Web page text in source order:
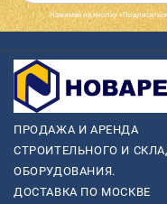
Нажимая на кнопку
ПРОДАЖА И АРЕНДА
СТРОИТЕЛЬНОГО И
ОБОРУДОВАНИЯ.
ДОСТАВКА ПО МОСКВЕ